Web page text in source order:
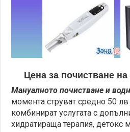
Цена за почистване
Мануалното почистване и
момента струват средно 50
комбинират услугата с
хидратираща терапия, детокс